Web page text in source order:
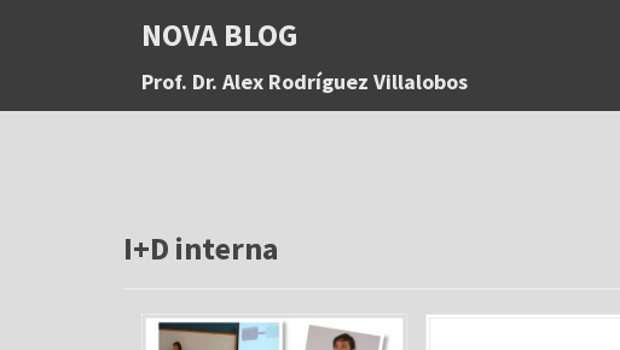
a
NOVA BLOG
Prof. Dr. Alex Rodríguez Villalobos
I+D interna